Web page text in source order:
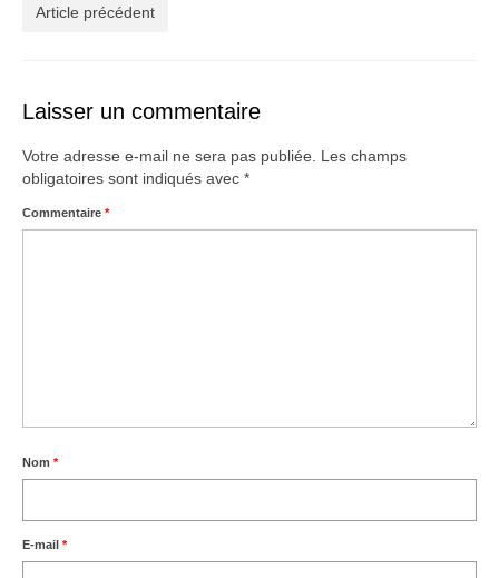
Créations
À propos
Blog
Galerie
Article précédent
Laisser un commentaire
Votre adresse e-mail ne sera pas publiée.
Les champs
obligatoires sont indiqués avec *
Commentaire *
Nom *
E-mail *